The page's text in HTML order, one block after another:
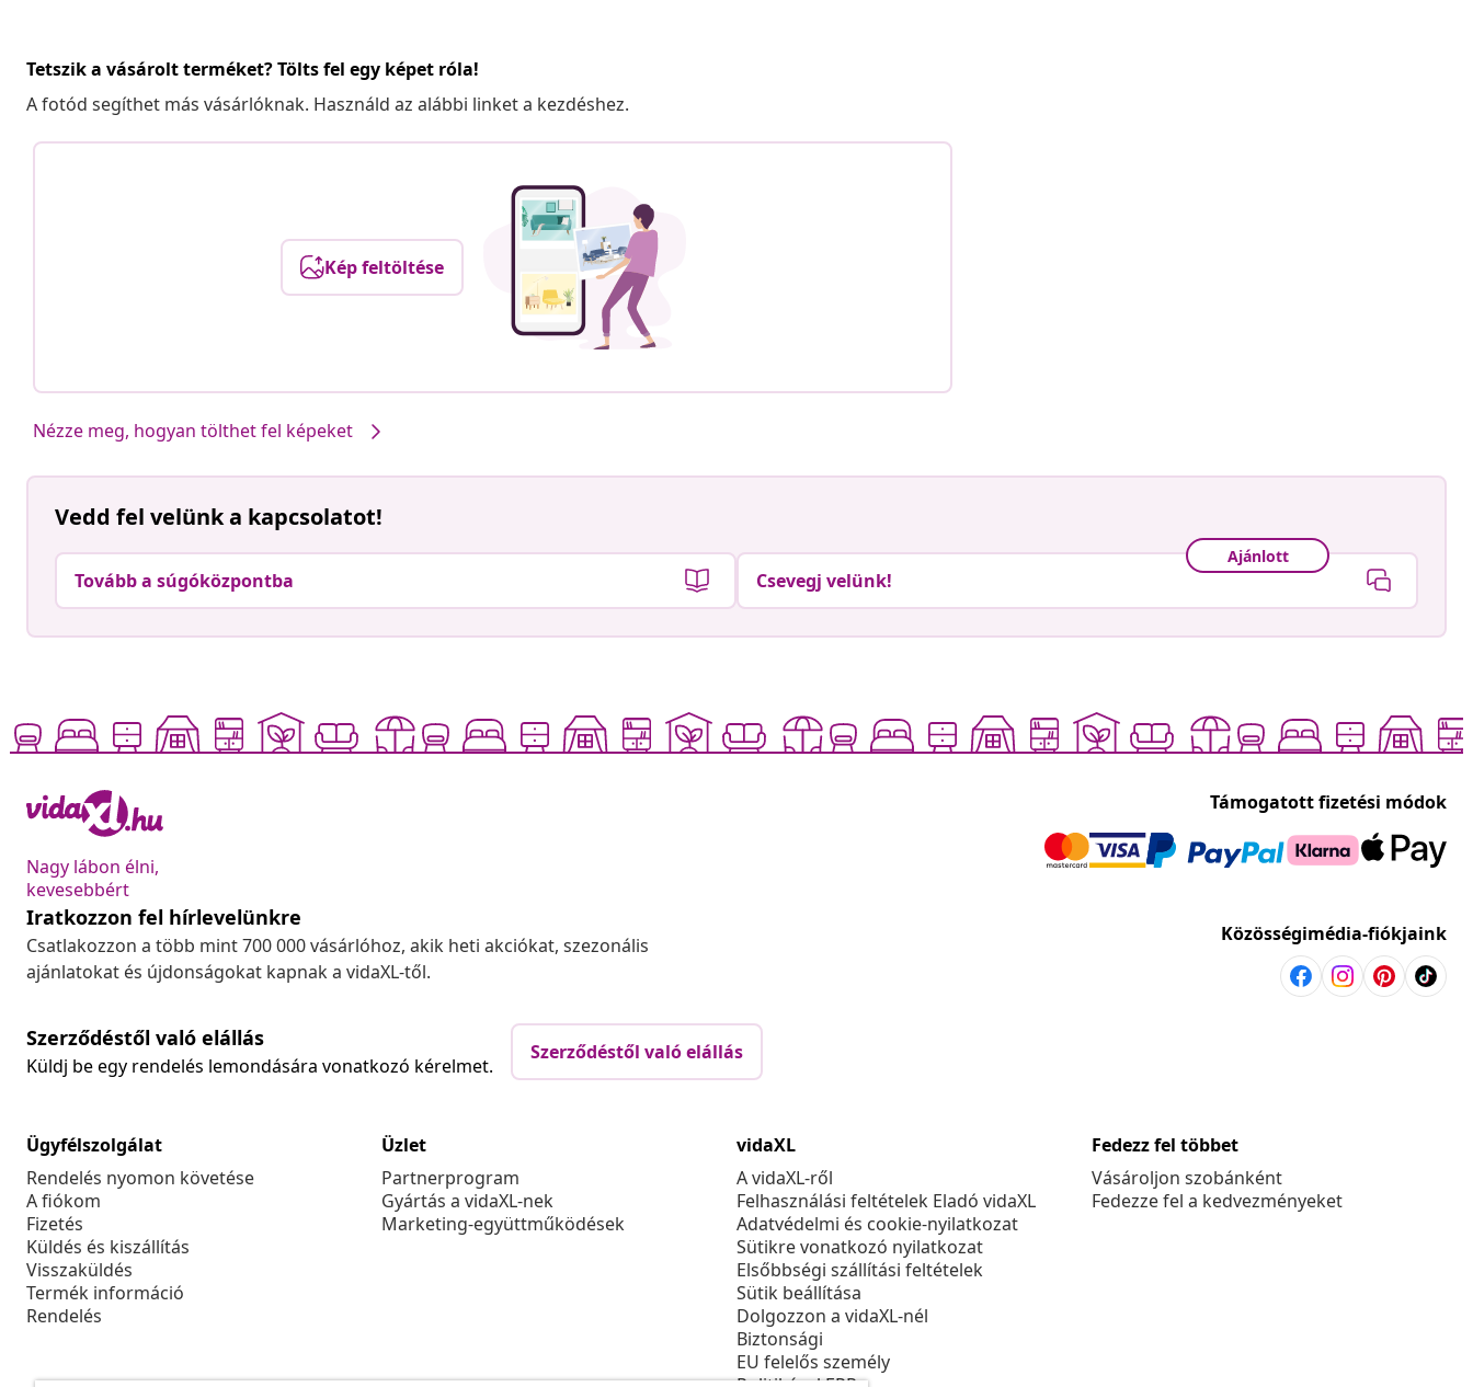
Tetszik a vásárolt terméket? Tölts fel egy képet róla!
A fotód segíthet más vásárlóknak. Használd az alábbi linket a kezdéshez.
Kép feltöltése
Nézze meg, hogyan tölthet fel képeket
Vedd fel velünk a kapcsolatot!
Tovább a súgóközpontba
Ajánlott
Csevegj velünk!
Nagy lábon élni,
kevesebbért
Támogatott fizetési módok
Iratkozzon fel hírlevelünkre
Csatlakozzon a több mint 700 000 vásárlóhoz, akik heti akciókat, szezonális
ajánlatokat és újdonságokat kapnak a vidaXL-től.
Közösségimédia-fiókjaink
Szerződéstől való elállás
Küldj be egy rendelés lemondására vonatkozó kérelmet.
Szerződéstől való elállás
Ügyfélszolgálat
Rendelés nyomon követése
A fiókom
Fizetés
Küldés és kiszállítás
Visszaküldés
Termék információ
Rendelés
Üzlet
Partnerprogram
Gyártás a vidaXL-nek
Marketing-együttműködések
vidaXL
A vidaXL-ről
Felhasználási feltételek Eladó vidaXL
Adatvédelmi és cookie-nyilatkozat
Sütikre vonatkozó nyilatkozat
Elsőbbségi szállítási feltételek
Sütik beállítása
Dolgozzon a vidaXL-nél
Biztonsági
EU felelős személy
Fedezz fel többet
Vásároljon szobánként
Fedezze fel a kedvezményeket